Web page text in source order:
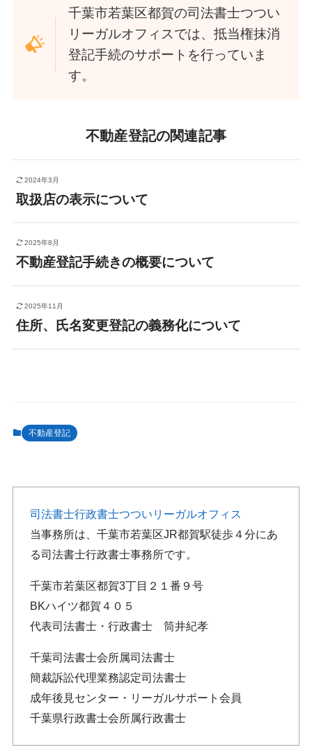
千葉市若葉区都賀の司法書士つつい
リーガルオフィスでは、抵当権抹消
登記手続のサポートを行っていま
す。
不動産登記の関連記事
2024年3月
取扱店の表示について
2025年8月
不動産登記手続きの概要について
2025年11月
住所、氏名変更登記の義務化について
不動産登記
司法書士行政書士つついリーガルオフィス
当事務所は、千葉市若葉区JR都賀駅徒歩４分にあ
る司法書士行政書士事務所です。
千葉市若葉区都賀3丁目２１番９号
BKハイツ都賀４０５
代表司法書士・行政書士 筒井紀孝
千葉司法書士会所属司法書士
簡裁訴訟代理業務認定司法書士
成年後見センター・リーガルサポート会員
千葉県行政書士会所属行政書士